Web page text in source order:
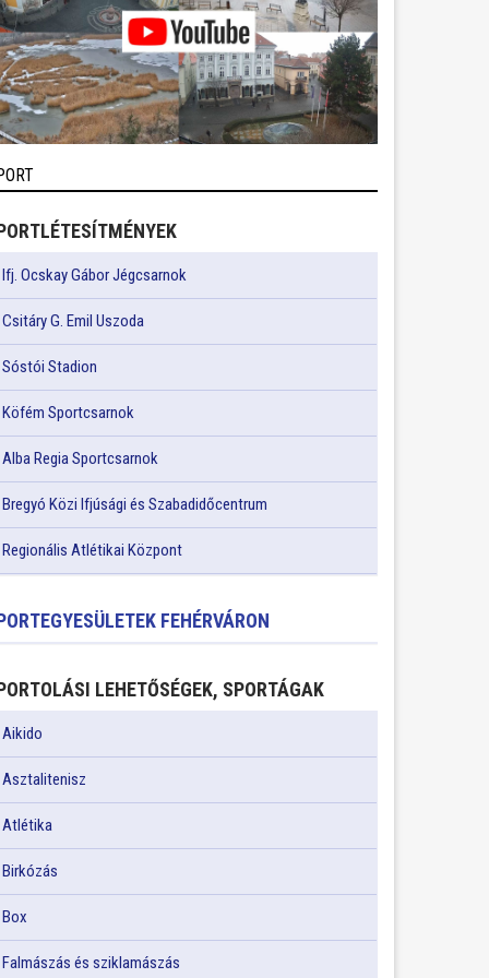
Ifj. Ocskay Gábor Jégcsarnok
Csitáry G. Emil Uszoda
Sóstói Stadion
Köfém Sportcsarnok
Alba Regia Sportcsarnok
Bregyó Közi Ifjúsági és Szabadidőcentrum
Regionális Atlétikai Központ
FEHÉRVÁRON
LEHETŐSÉGEK, SPORTÁGAK
Aikido
Asztalitenisz
Atlétika
Birkózás
Box
Falmászás és sziklamászás